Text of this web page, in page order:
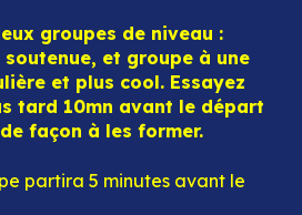
groupes de niveau :
et groupe à une
et plus cool. Essayez
tard 10mn avant le départ
façon à les former.
partira 5 minutes avant le